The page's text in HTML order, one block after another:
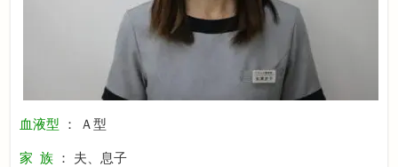
血液型 ： Ａ型
家 族 ： 夫、息子